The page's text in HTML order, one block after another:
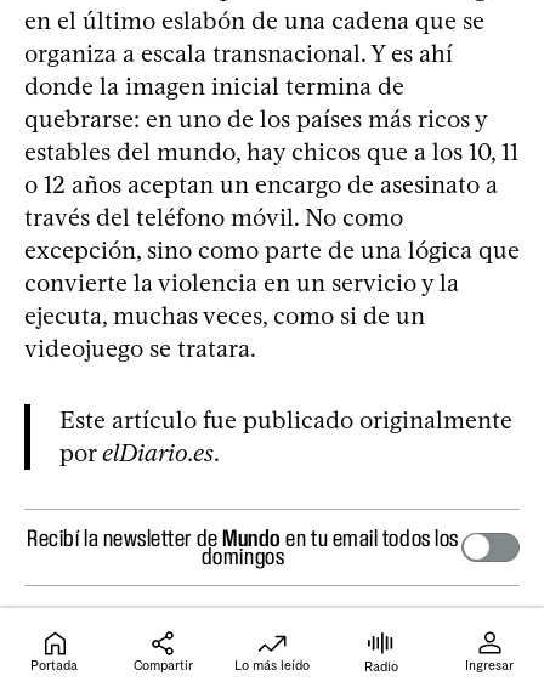
en el último eslabón de una cadena que se
organiza a escala transnacional. Y es ahí
donde la imagen inicial termina de
quebrarse: en uno de los países más ricos y
estables del mundo, hay chicos que a los 10, 11
o 12 años aceptan un encargo de asesinato a
través del teléfono móvil. No como
excepción, sino como parte de una lógica que
convierte la violencia en un servicio y la
ejecuta, muchas veces, como si de un
videojuego se tratara.
Este artículo fue publicado originalmente
porelDiario.es.
Recibí la newsletter deMundo en tu email todos los
domingos
comentarios
Portada Compartir Lo más leído Radio Ingresar